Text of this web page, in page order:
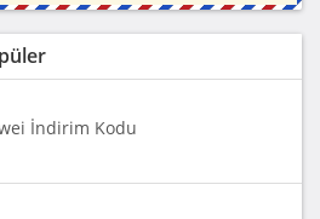
İndirim Kodu